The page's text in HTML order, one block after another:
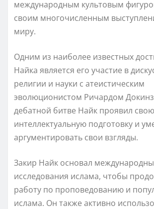
международным культовым
своим многочисленным
миру.
Одним из наиболее известных
Найка является его участие в
религии и науки с атеистическим
эволюционистом Ричардом
дебатной битве Найк проявил
интеллектуальную подготовку и
аргументировать свои взгляды.
Закир Найк основал
исследования ислама, чтобы
работу по проповедованию и
ислама. Он также активно